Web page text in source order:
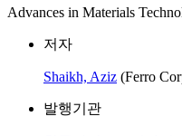
Advances in Materials
저자
Shaikh, Aziz (Ferro
발행기관